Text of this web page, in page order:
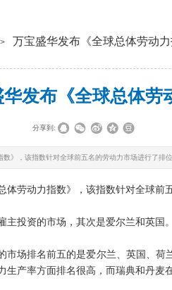
万宝盛华发布《全球总体劳动力
发布《全球总体劳
分享到:
》，该指数针对全球前五名的劳动力市场进行了排位
劳动力指数》，该指数针对全球前
投资的市场，其次是爱尔兰和英国。
市场排名前五的是爱尔兰、英国、
产率方面排名很高，而瑞典和丹麦